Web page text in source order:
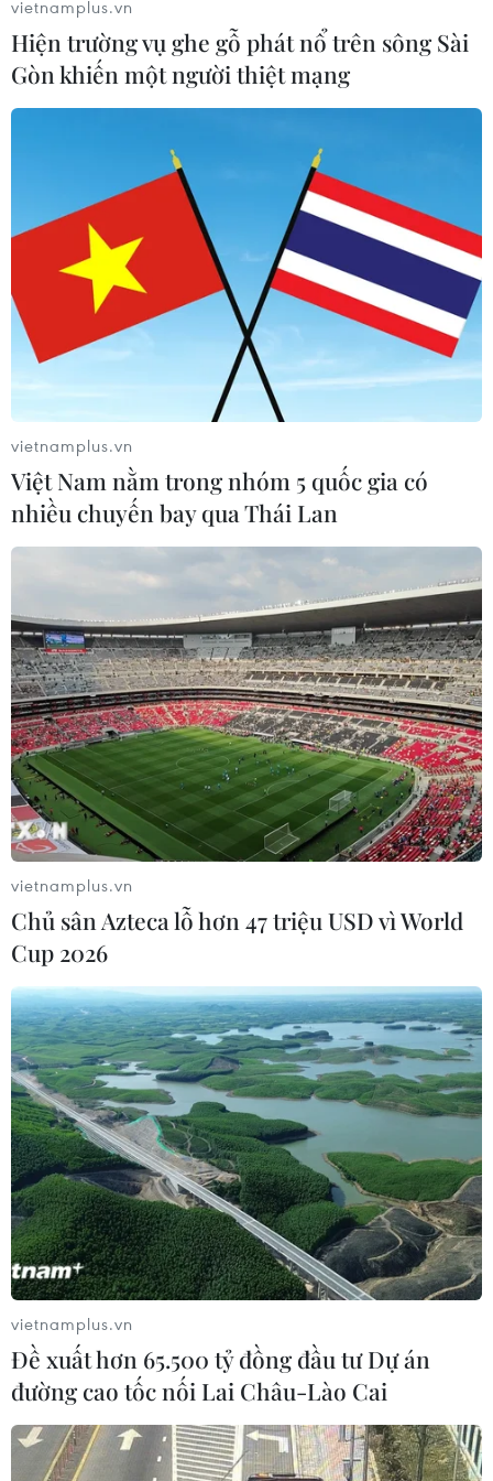
"Đại gia" sản xuất đồ chơi Lego tham gia
chiến dịch tẩy chay Facebook
02/07/2020 07:53
Trước Lego, đã có hơn 400 công ty, trong đó có nhiều
tên tuổi lớn như Adidas, Coca-Cola, Levi's, Unilever và
Starbucks, đã tham gia chiến dịch #Stophateforprofit
(Ngừng kiếm lời từ sự thù địch).
vietnamplus.vn
Hiện trường vụ ghe gỗ phát nổ trên sông Sài
Gòn khiến một người thiệt mạng
vietnamplus.vn
Việt Nam nằm trong nhóm 5 quốc gia có
nhiều chuyến bay qua Thái Lan
vietnamplus.vn
Chủ sân Azteca lỗ hơn 47 triệu USD vì World
Cup 2026
vietnamplus.vn
Đề xuất hơn 65.500 tỷ đồng đầu tư Dự án
đường cao tốc nối Lai Châu-Lào Cai